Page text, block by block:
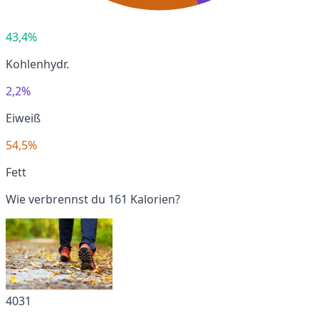
43,4%
Kohlenhydr.
2,2%
Eiweiß
54,5%
Fett
Wie verbrennst du 161 Kalorien?
4031